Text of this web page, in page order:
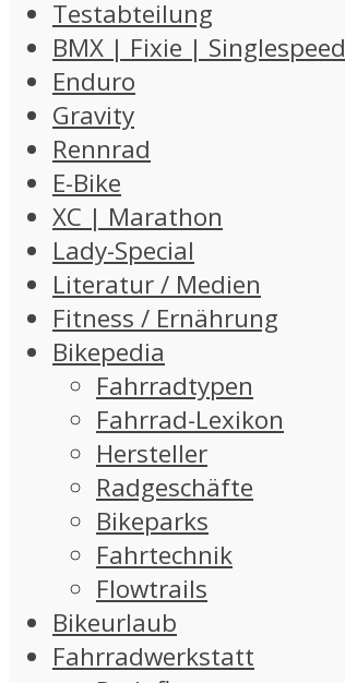
Testabteilung
BMX | Fixie | Singlespeed
Enduro
Gravity
Rennrad
E-Bike
XC | Marathon
Lady-Special
Literatur / Medien
Fitness / Ernährung
Bikepedia
Fahrradtypen
Fahrrad-Lexikon
Hersteller
Radgeschäfte
Bikeparks
Fahrtechnik
Flowtrails
Bikeurlaub
Fahrradwerkstatt